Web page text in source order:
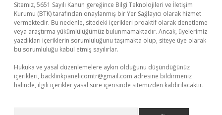
Sitemiz, 5651 Sayılı Kanun gereğince Bilgi Teknolojileri ve İletişim
Kurumu (BTK) tarafından onaylanmış bir Yer Sağlayıcı olarak hizmet
vermektedir. Bu nedenle, sitedeki içerikleri proaktif olarak denetleme
veya araştırma yükümlülüğümüz bulunmamaktadır. Ancak, üyelerimiz
yazdıkları içeriklerin sorumluluğunu taşımakta olup, siteye üye olarak
bu sorumluluğu kabul etmiş sayılırlar.
Hukuka ve yasal düzenlemelere aykırı olduğunu düşündüğünüz
içerikleri, backlinkpanelicomtr@gmail.com adresine bildirmeniz
halinde, ilgili içerikler yasal süre içerisinde sitemizden kaldırılacaktır.